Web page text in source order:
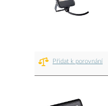
Přidat k porovnání